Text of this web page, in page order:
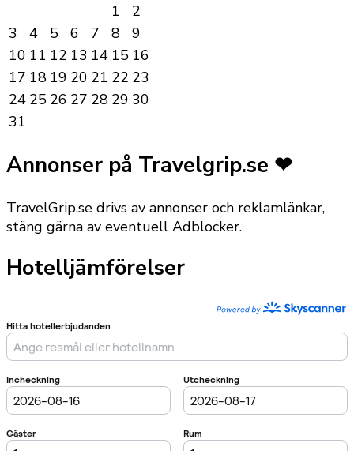
1
2
3
4 5 6 7 8
9
10 11 12 13 14 15 16
17 18 19 20 21 22 23
24 25 26 27 28 29 30
31
Annonser på Travelgrip.se ❤
TravelGrip.se drivs av annonser och reklamlänkar,
stäng gärna av eventuell Adblocker.
Hotelljämförelser